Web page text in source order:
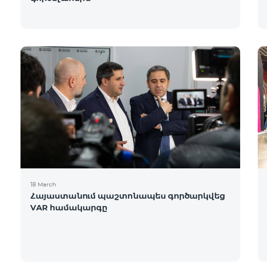
18 March
Հայաստանում պաշտոնապես գործարկվեց
VAR համակարգը